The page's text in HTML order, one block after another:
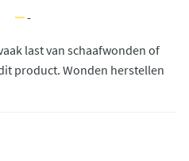
-
last van schaafwonden of
product. Wonden herstellen